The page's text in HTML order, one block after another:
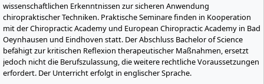
wissenschaftlichen Erkenntnissen zur sicheren Anwendung
chiropraktischer Techniken. Praktische Seminare finden in Kooperation
mit der Chiropractic Academy und European Chiropractic Academy in Bad
Oeynhausen und Eindhoven statt. Der Abschluss Bachelor of Science
befähigt zur kritischen Reflexion therapeutischer Maßnahmen, ersetzt
jedoch nicht die Berufszulassung, die weitere rechtliche Voraussetzungen
erfordert. Der Unterricht erfolgt in englischer Sprache.